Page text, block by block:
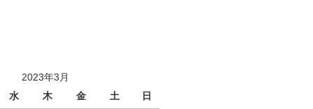
2023年3月
水
木 金 土 日